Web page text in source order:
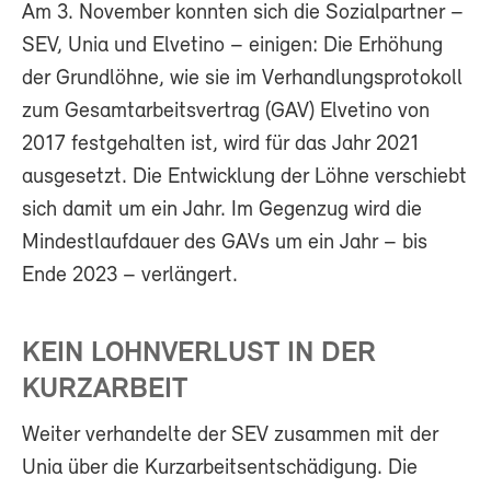
Am 3. November konnten sich die Sozialpartner –
SEV, Unia und Elvetino – einigen: Die Erhöhung
der Grundlöhne, wie sie im Verhandlungsprotokoll
zum Gesamtarbeitsvertrag (GAV) Elvetino von
2017 festgehalten ist, wird für das Jahr 2021
ausgesetzt. Die Entwicklung der Löhne verschiebt
sich damit um ein Jahr. Im Gegenzug wird die
Mindestlaufdauer des GAVs um ein Jahr – bis
Ende 2023 – verlängert.
KEIN LOHNVERLUST IN DER
KURZARBEIT
Weiter verhandelte der SEV zusammen mit der
Unia über die Kurzarbeitsentschädigung. Die